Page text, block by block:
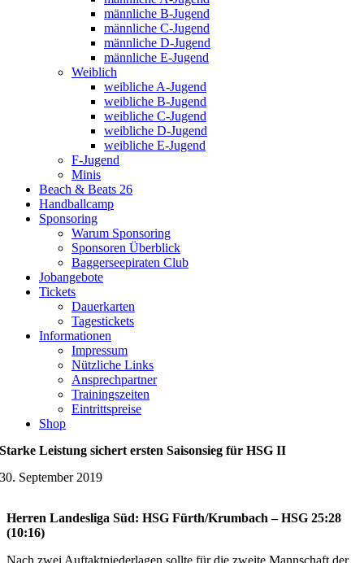
männliche B-Jugend
männliche C-Jugend
männliche D-Jugend
männliche E-Jugend
Weiblich
weibliche A-Jugend
weibliche B-Jugend
weibliche C-Jugend
weibliche D-Jugend
weibliche E-Jugend
F-Jugend
Minis
Beach & Beats 26
Handballcamp
Sponsoring
Warum Sponsoring
Sponsoren Überblick
Baggerseepiraten Club
Jobangebote
Tickets
Dauerkarten
Tagestickets
Informationen
Impressum
Nützliche Links
Ansprechpartner
Trainingszeiten
Eintrittspreise
Shop
Starke Leistung sichert ersten Saisonsieg für HSG II
30. September 2019
Herren Landesliga Süd: HSG Fürth/Krumbach – HSG 25:28
(10:16)
Nach zwei Auftaktniederlagen sollte für die zweite Mannschaft der